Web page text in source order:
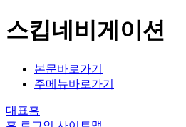
스킵네비게이션
본문바로가기
주메뉴바로가기
대표홈